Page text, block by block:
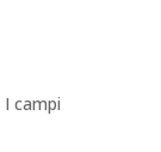
I campi